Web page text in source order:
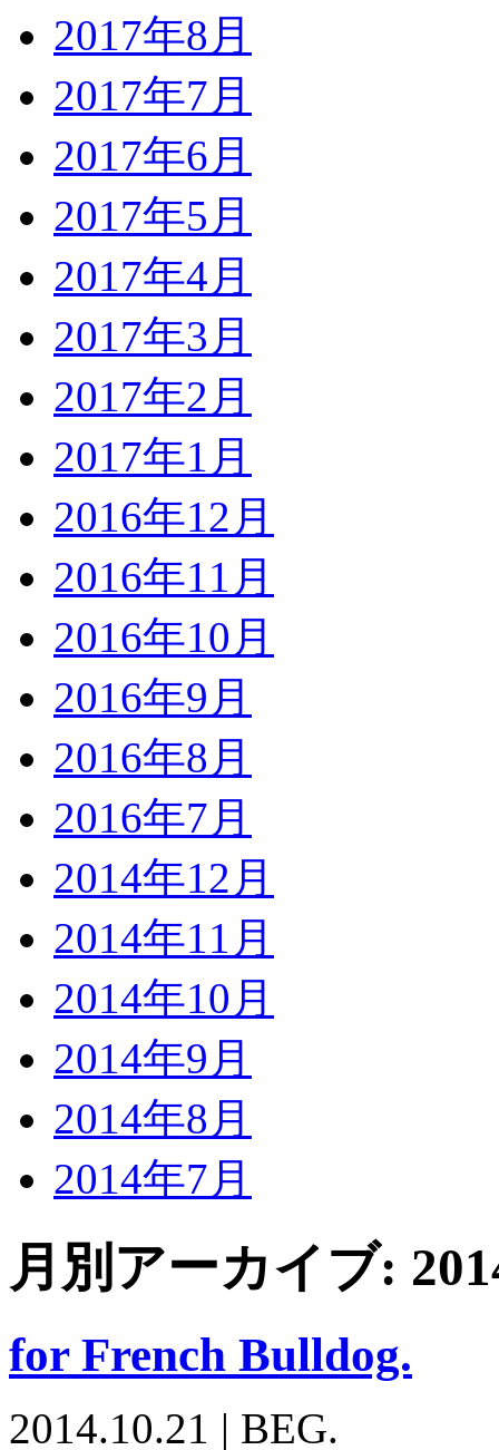
2017年8月
2017年7月
2017年6月
2017年5月
2017年4月
2017年3月
2017年2月
2017年1月
2016年12月
2016年11月
2016年10月
2016年9月
2016年8月
2016年7月
2014年12月
2014年11月
2014年10月
2014年9月
2014年8月
2014年7月
月別アーカイブ:
for French Bulldog.
2014.10.21 | BEG.